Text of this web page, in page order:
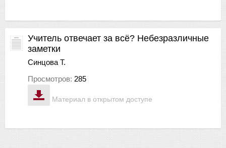
Материал в открытом доступе
Учитель отвечает за всё? Небезразличные
заметки
Синцова Т.
Просмотров: 285